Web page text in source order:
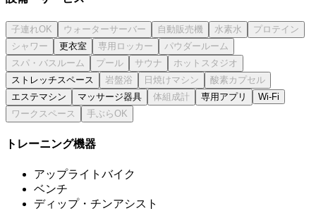
更衣室
ストレッチスペース
エステマシン
マッサージ器具 専用アプリ Wi-Fi
トレーニング機器
アップライトバイク
ベンチ
ディップ・チンアシスト